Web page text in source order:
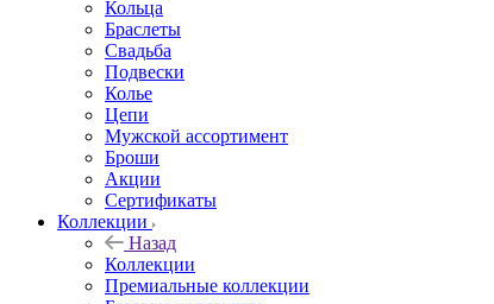
Кольца
Браслеты
Свадьба
Подвески
Колье
Цепи
Мужской ассортимент
Броши
Акции
Сертификаты
Коллекции
Назад
Коллекции
Премиальные коллекции